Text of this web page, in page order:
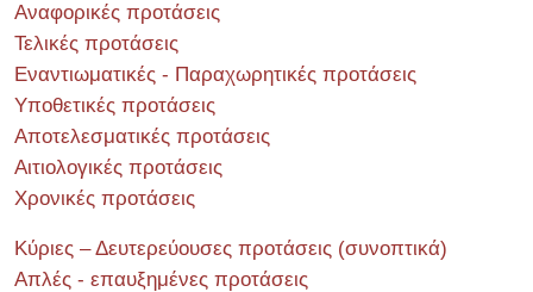
Αναφορικές προτάσεις
Τελικές προτάσεις
Εναντιωματικές - Παραχωρητικές προτάσεις
Υποθετικές προτάσεις
Αποτελεσματικές προτάσεις
Αιτιολογικές προτάσεις
Χρονικές προτάσεις
Κύριες – Δευτερεύουσες προτάσεις (συνοπτικά)
Απλές - επαυξημένες προτάσεις